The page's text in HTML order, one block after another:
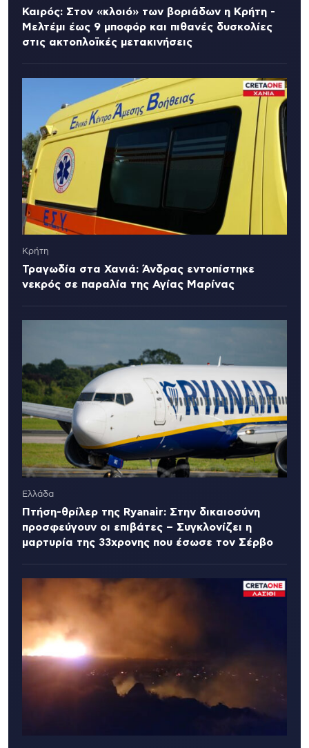
Καιρός: Στον «κλοιό» των βοριάδων η Κρήτη -
Μελτέμι έως 9 μποφόρ και πιθανές δυσκολίες
στις ακτοπλοϊκές μετακινήσεις
Κρήτη
Τραγωδία στα Χανιά: Άνδρας εντοπίστηκε
νεκρός σε παραλία της Αγίας Μαρίνας
Ελλάδα
Πτήση-θρίλερ της Ryanair: Στην δικαιοσύνη
προσφεύγουν οι επιβάτες – Συγκλονίζει η
μαρτυρία της 33χρονης που έσωσε τον Σέρβο